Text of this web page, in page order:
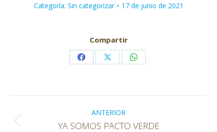
Categoría: Sin categorizar 17 de junio de 2021
Compartir
Share Share Share
entre
publicaciones
ANTERIOR
Publicación
YA SOMOS PACTO VERDE